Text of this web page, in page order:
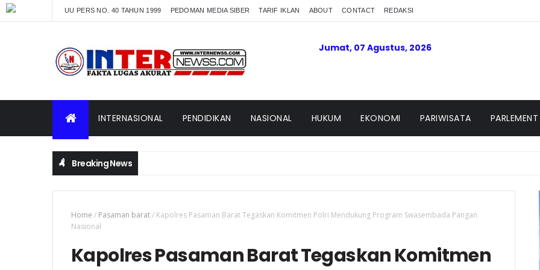
UU PERS NO. 40 TAHUN 1999 PEDOMAN MEDIA SIBER TARIF IKLAN ABOUT CONTACT REDAKSI
Jumat, 07 Agustus, 2026
INTERNASIONAL PENDIDIKAN NASIONAL HUKUM EKONOMI PARIWISATA PARLEMENT
Breaking News
Home / Pasaman barat/ Kapolres Pasaman Barat Tegaskan Komitmen Polri Mendukung Program Swasembada Pangan
Nasional
Kapolres Pasaman Barat Tegaskan Komitmen